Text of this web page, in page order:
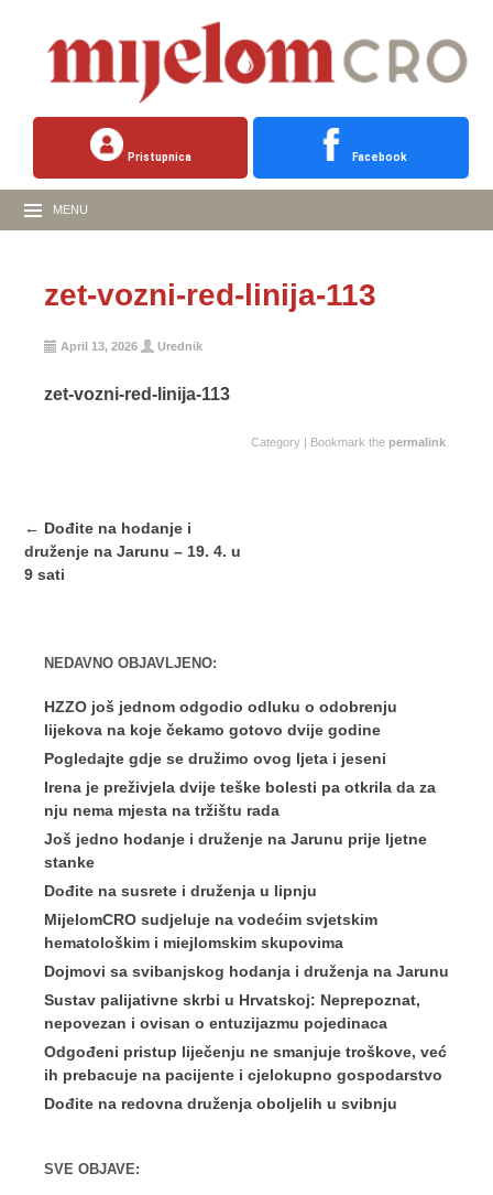
Pristupnica Facebook
MENU
zet-vozni-red-linija-113
April 13, 2026 Urednik
zet-vozni-red-linija-113
Category | Bookmark the permalink
Post
navigation
← Dođite na hodanje i
druženje na Jarunu – 19. 4. u
9 sati
NEDAVNO OBJAVLJENO:
HZZO još jednom odgodio odluku o odobrenju
lijekova na koje čekamo gotovo dvije godine
Pogledajte gdje se družimo ovog ljeta i jeseni
Irena je preživjela dvije teške bolesti pa otkrila da za
nju nema mjesta na tržištu rada
Još jedno hodanje i druženje na Jarunu prije ljetne
stanke
Dođite na susrete i druženja u lipnju
MijelomCRO sudjeluje na vodećim svjetskim
hematološkim i miejlomskim skupovima
Dojmovi sa svibanjskog hodanja i druženja na Jarunu
Sustav palijativne skrbi u Hrvatskoj: Neprepoznat,
nepovezan i ovisan o entuzijazmu pojedinaca
Odgođeni pristup liječenju ne smanjuje troškove, već
ih prebacuje na pacijente i cjelokupno gospodarstvo
Dođite na redovna druženja oboljelih u svibnju
SVE OBJAVE: